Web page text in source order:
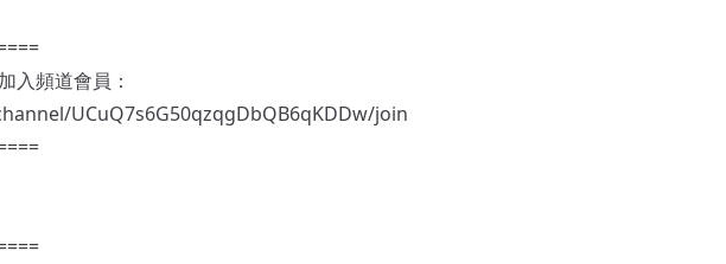
入頻道會員：
UCuQ7s6G50qzqgDbQB6qKDDw/join